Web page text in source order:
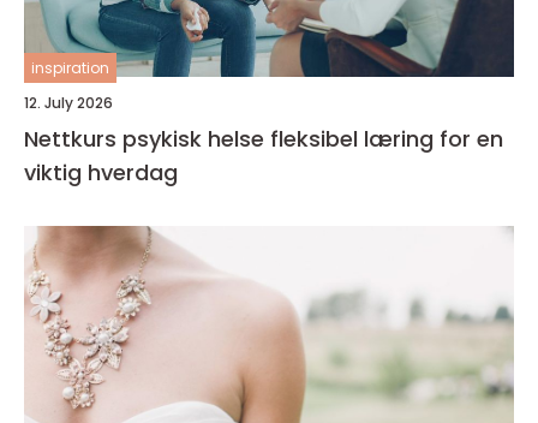
inspiration
12. July 2026
Nettkurs psykisk helse fleksibel læring for en
viktig hverdag